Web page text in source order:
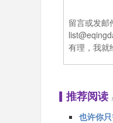
留言或发邮
有理，我就
▎推荐阅读
也许你